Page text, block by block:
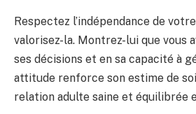
Respectez l’indépendance de
valorisez-la. Montrez-lui que vous
ses décisions et en sa capacité à
attitude renforce son estime de
relation adulte saine et équilibrée